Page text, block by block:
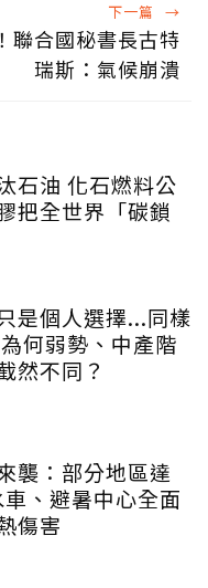
下一篇 →
聯合國秘書長古特
瑞斯：氣候崩潰
石油 化石燃料公
把全世界「碳鎖
是個人選擇...同樣
何弱勢、中產階
然不同？
襲：部分地區達
、避暑中心全面
傷害